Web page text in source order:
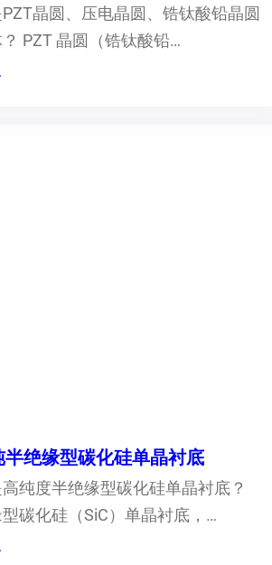
晶圆、压电晶圆、锆钛酸铅晶圆
PZT 晶圆（锆钛酸铅…
绝缘型碳化硅单晶衬底
纯度半绝缘型碳化硅单晶衬底？
碳化硅（SiC）单晶衬底，…